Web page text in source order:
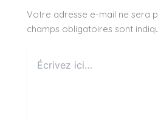
Votre adresse e-mail ne sera
champs obligatoires sont
ici…